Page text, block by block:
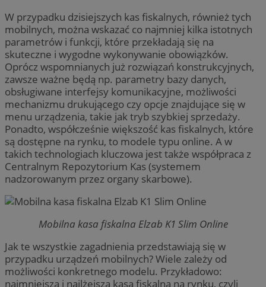
W przypadku dzisiejszych kas fiskalnych, również tych
mobilnych, można wskazać co najmniej kilka istotnych
parametrów i funkcji, które przekładają się na
skuteczne i wygodne wykonywanie obowiązków.
Oprócz wspomnianych już rozwiązań konstrukcyjnych,
zawsze ważne będą np. parametry bazy danych,
obsługiwane interfejsy komunikacyjne, możliwości
mechanizmu drukującego czy opcje znajdujące się w
menu urządzenia, takie jak tryb szybkiej sprzedaży.
Ponadto, współcześnie większość kas fiskalnych, które
są dostępne na rynku, to modele typu online. A w
takich technologiach kluczowa jest także współpraca z
Centralnym Repozytorium Kas (systemem
nadzorowanym przez organy skarbowe).
Mobilna kasa fiskalna Elzab K1 Slim Online
Jak te wszystkie zagadnienia przedstawiają się w
przypadku urządzeń mobilnych? Wiele zależy od
możliwości konkretnego modelu. Przykładowo:
najmniejsza i najlżejsza kasa fiskalna na rynku, czyli